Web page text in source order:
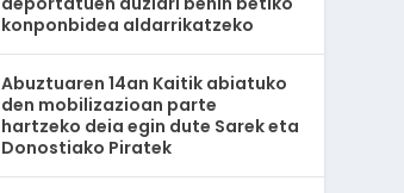
konponbidea aldarrikatzeko
Abuztuaren 14an Kaitik abiatuko
den mobilizazioan parte
hartzeko deia egin dute Sarek eta
Donostiako Piratek